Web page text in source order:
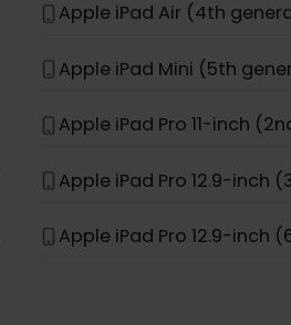
Apple iPhone Air